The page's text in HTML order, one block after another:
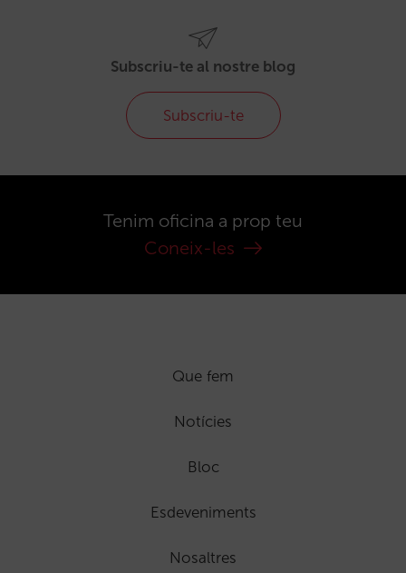
Subscriu-te al nostre blog
Subscriu-te
Tenim oficina a prop teu
Coneix-les
Que fem
Notícies
Bloc
Esdeveniments
Nosaltres